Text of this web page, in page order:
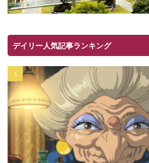
デイリー人気記事ランキング